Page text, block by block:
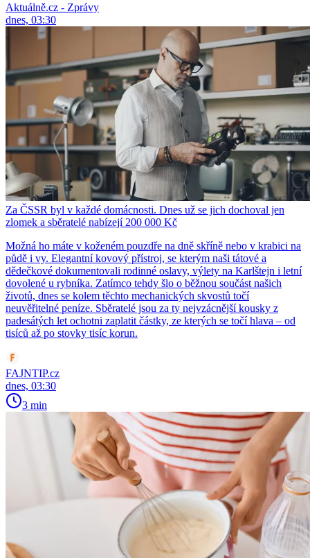
Aktuálně.cz - Zprávy
dnes, 03:30
Za ČSSR byl v každé domácnosti. Dnes už se jich dochoval jen
zlomek a sběratelé nabízejí 200 000 Kč
Možná ho máte v koženém pouzdře na dně skříně nebo v krabici na
půdě i vy. Elegantní kovový přístroj, se kterým naši tátové a
dědečkové dokumentovali rodinné oslavy, výlety na Karlštejn i letní
dovolené u rybníka. Zatímco tehdy šlo o běžnou součást našich
životů, dnes se kolem těchto mechanických skvostů točí
neuvěřitelné peníze. Sběratelé jsou za ty nejvzácnější kousky z
padesátých let ochotni zaplatit částky, ze kterých se točí hlava – od
tisíců až po stovky tisíc korun.
FAJNTIP.cz
dnes, 03:30
3 min